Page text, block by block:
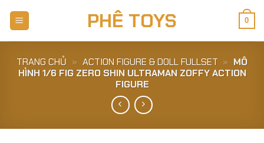
PHÊ TOYS 0
TRANG CHỦ » ACTION FIGURE & DOLL FULLSET » MÔ
HÌNH 1/6 FIG ZERO SHIN ULTRAMAN ZOFFY ACTION
FIGURE